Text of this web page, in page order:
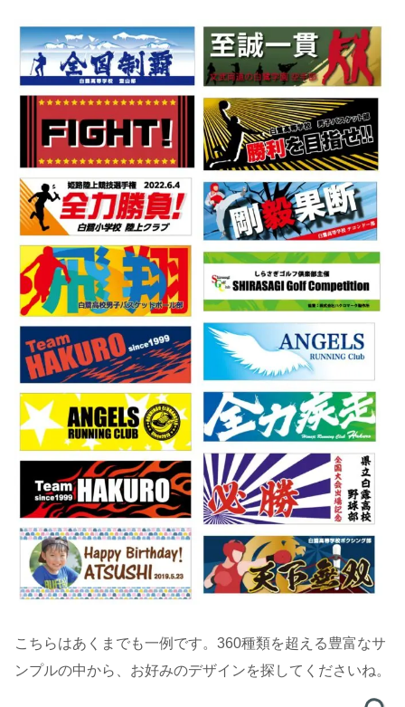
こちらはあくまでも一例です。360種類を超える豊富なサ
ンプルの中から、お好みのデザインを探してくださいね。